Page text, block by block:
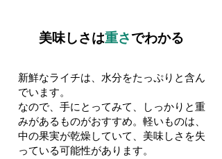
美味しさは重さでわかる
​新鮮なライチは、水分をたっぷりと含ん
でいます。
なので、手にとってみて、しっかりと重
みがあるものがおすすめ。 軽いものは、
中の果実が乾燥していて、美味しさを失
っている可能性があります。